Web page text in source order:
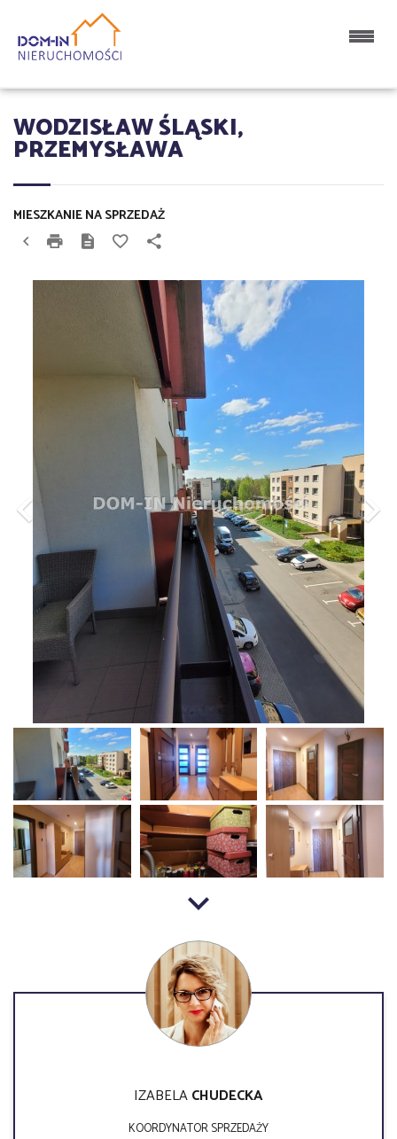
WODZISŁAW ŚLĄSKI,
PRZEMYSŁAWA
MIESZKANIE NA SPRZEDAŻ
IZABELACHUDECKA
KOORDYNATOR SPRZEDAŻY